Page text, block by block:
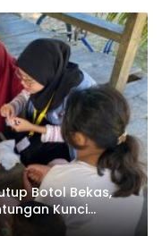
Botol Bekas,
Kunci